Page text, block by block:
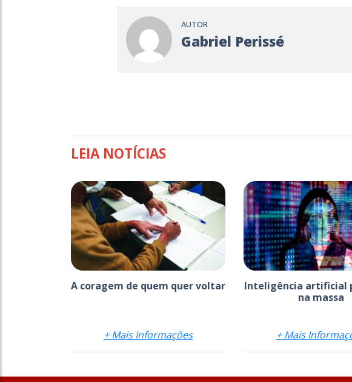
AUTOR
Gabriel Perissé
LEIA NOTÍCIAS
A coragem de quem quer voltar
+ Mais Informações
Inteligência artificial
na massa
+ Mais